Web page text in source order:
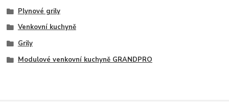
Plynové grily
Venkovní kuchyně
Grily
Modulové venkovní kuchyně GRANDPRO